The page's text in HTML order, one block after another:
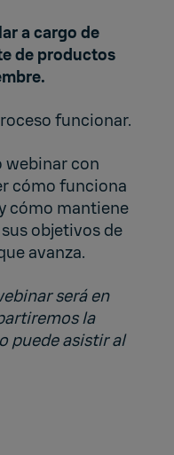
a cargo de
de productos
funcionar.
webinar con
cómo funciona
cómo mantiene
objetivos de
avanza.
será en
la
puede asistir al